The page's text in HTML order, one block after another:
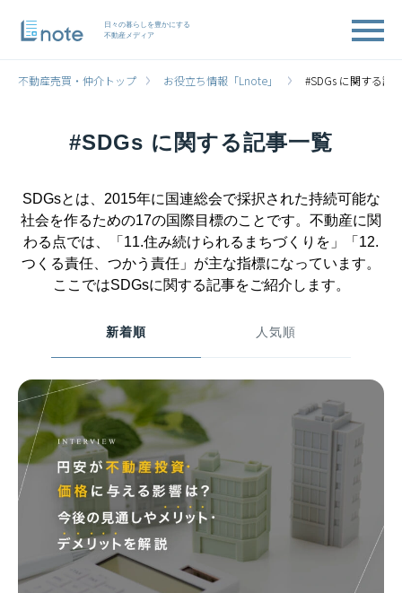
日々の暮らしを豊かにする
不動産メディア
不動産売買・仲介トップ お役立ち情報「Lnote」 #SDGs に関する記
#SDGs に関する記事一覧
SDGsとは、2015年に国連総会で採択された持続可能な
社会を作るための17の国際目標のことです。不動産に関
わる点では、「11.住み続けられるまちづくりを」「12.
つくる責任、つかう責任」が主な指標になっています。
ここではSDGsに関する記事をご紹介します。
新着順 人気順